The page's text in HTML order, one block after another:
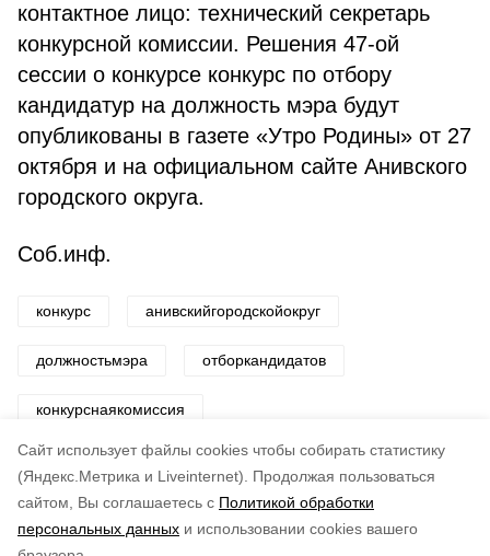
Cайт использует файлы cookies чтобы собирать статистику
(Яндекс.Метрика и Liveinternet).
Продолжая пользоваться
сайтом, Вы соглашаетесь с Политикой обработки
персональных данных и использовании cookies вашего
контактное лицо: технический секретарь
конкурсной комиссии. Решения 47-ой
сессии о конкурсе конкурс по отбору
кандидатур на должность мэра будут
опубликованы в газете «Утро Родины» от 27
октября и на официальном сайте Анивского
городского округа.
Соб.инф.
конкурс анивскийгородскойокруг
должностьмэра отборкандидатов
конкурснаякомиссия
Авторы: ADMIN admin
по оценке